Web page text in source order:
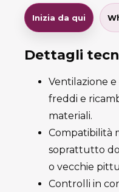
Inizia da qui
Dettagli
Ventilazione
freddi e
materiali.
Compatibilità
soprattutto
o vecchie
Controlli in